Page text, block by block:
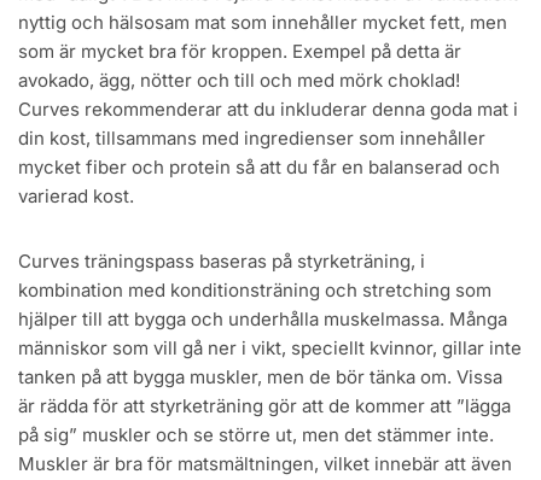
nyttig och hälsosam mat som innehåller mycket fett, men
som är mycket bra för kroppen. Exempel på detta är
avokado, ägg, nötter och till och med mörk choklad!
Curves rekommenderar att du inkluderar denna goda mat i
din kost, tillsammans med ingredienser som innehåller
mycket fiber och protein så att du får en balanserad och
varierad kost.
Curves träningspass baseras på styrketräning, i
kombination med konditionsträning och stretching som
hjälper till att bygga och underhålla muskelmassa. Många
människor som vill gå ner i vikt, speciellt kvinnor, gillar inte
tanken på att bygga muskler, men de bör tänka om. Vissa
är rädda för att styrketräning gör att de kommer att ”lägga
på sig” muskler och se större ut, men det stämmer inte.
Muskler är bra för matsmältningen, vilket innebär att även